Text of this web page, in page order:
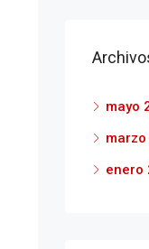
mayo
enero